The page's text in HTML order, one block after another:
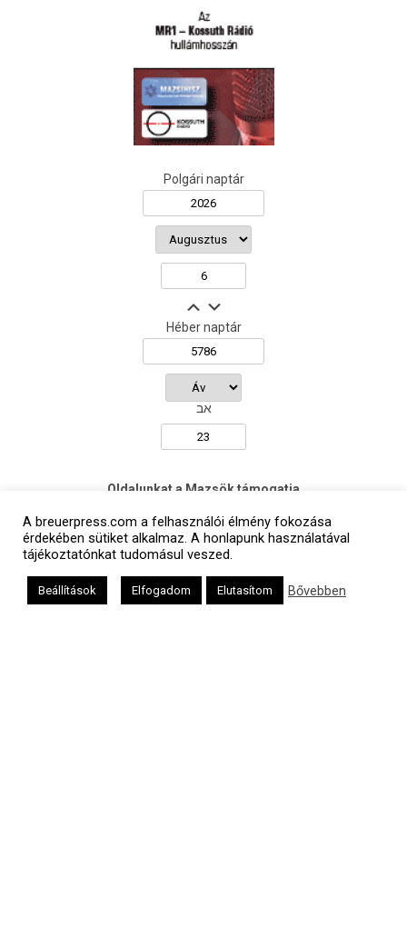
Polgári naptár
Héber naptár
אב
Oldalunkat a Mazsök támogatja
A breuerpress.com a felhasználói élmény fokozása
érdekében sütiket alkalmaz. A honlapunk használatával
tájékoztatónkat tudomásul veszed.
Beállítások Elfogadom Elutasítom Bővebben